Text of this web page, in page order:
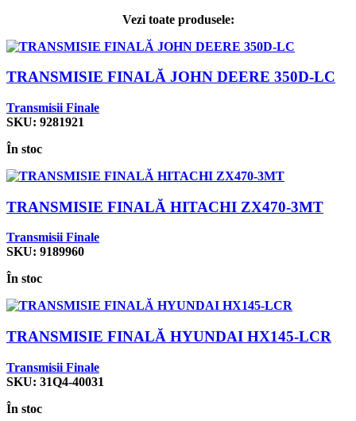
Vezi toate produsele:
TRANSMISIE FINALĂ JOHN DEERE 350D-LC
Transmisii Finale
SKU: 9281921
În stoc
TRANSMISIE FINALĂ HITACHI ZX470-3MT
Transmisii Finale
SKU: 9189960
În stoc
TRANSMISIE FINALĂ HYUNDAI HX145-LCR
Transmisii Finale
SKU: 31Q4-40031
În stoc